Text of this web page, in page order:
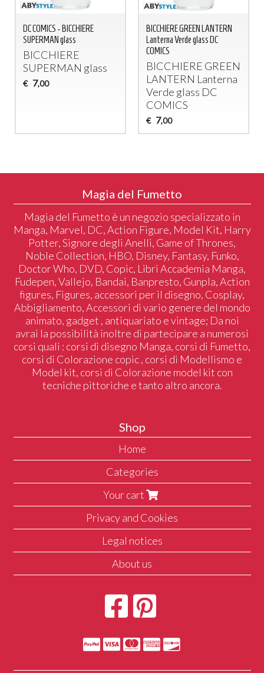
DC COMICS - BICCHIERE
SUPERMAN glass
BICCHIERE
SUPERMAN glass
€ 7,00
BICCHIERE GREEN LANTERN
Lanterna Verde glass DC
COMICS
BICCHIERE GREEN
LANTERN Lanterna
Verde glass DC
COMICS
€ 7,00
Magia del Fumetto
Magia del Fumetto è un negozio specializzato in
Manga, Marvel, DC, Action Figure, Model Kit, Harry
Potter, Signore degli Anelli, Game of Thrones,
Noble Collection, HBO, Disney, Fantasy, Funko,
Doctor Who, DVD, Copic, Libri Accademia Manga,
Fudepen, Vallejo, Bandai, Banpresto, Gunpla, Action
figures, Figures, accessori per il disegno, Cosplay,
Abbigliamento, Accessori di vario genere del mondo
animato, gadget , antiquariato e vintage; Da noi
avrai la possibilità inoltre di partecipare a numerosi
corsi quali : corsi di disegno Manga, corsi di Fumetto,
corsi di Colorazione copic , corsi di Modellismo e
Model kit, corsi di Colorazione model kit con
tecniche pittoriche e tanto altro ancora.
Shop
Home
Categories
Your cart
Privacy and Cookies
Legal notices
About us